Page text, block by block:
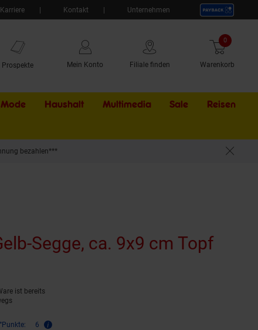
Karriere Kontakt Unternehmen
Prospekte Mein Konto Filiale finden Warenkorb
0 Artikel
Mode Haushalt Multimedia Sale Externer
Reisen
bezahlen***
Segge, ca. 9x9 cm Topf
ist bereits
6